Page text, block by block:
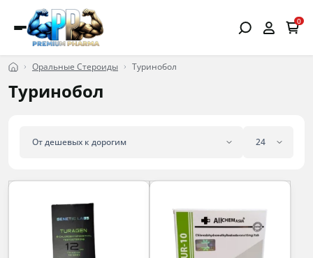
0
Оральные Стероиды Туринобол
Туринобол